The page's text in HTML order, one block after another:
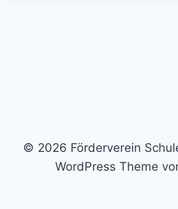
© 2026 Förderverein
WordPress Theme